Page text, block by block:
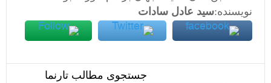
نویسنده:سید عادل سادات
جستجوی مطالب تارنما